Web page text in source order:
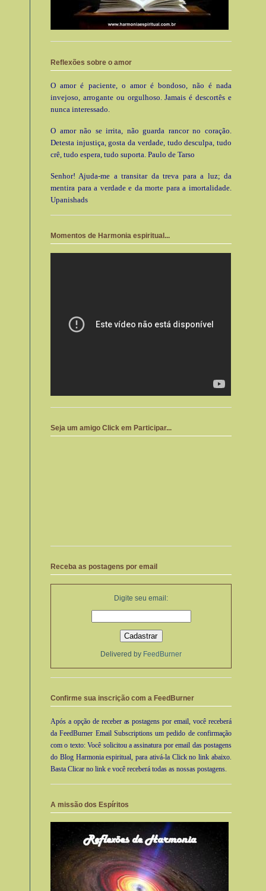
Reflexões sobre o amor
O amor é paciente, o amor é bondoso, não é nada
invejoso, arrogante ou orgulhoso. Jamais é descortês e
nunca interessado.
O amor não se irrita, não guarda rancor no coração.
Detesta injustiça, gosta da verdade, tudo desculpa, tudo
crê, tudo espera, tudo suporta. Paulo de Tarso
Senhor! Ajuda-me a transitar da treva para a luz; da
mentira para a verdade e da morte para a imortalidade.
Upanishads
Momentos de Harmonia espiritual...
Seja um amigo Click em Participar...
Receba as postagens por email
Digite seu email:
Delivered by FeedBurner
Confirme sua inscrição com a FeedBurner
Após a opção de receber as postagens por email, você receberá
da FeedBurner Email Subscriptions um pedido de confirmação
com o texto: Você solicitou a assinatura por email das postagens
do Blog Harmonia espiritual, para ativá-la Click no link abaixo.
Basta Clicar no link e você receberá todas as nossas postagens.
A missão dos Espíritos